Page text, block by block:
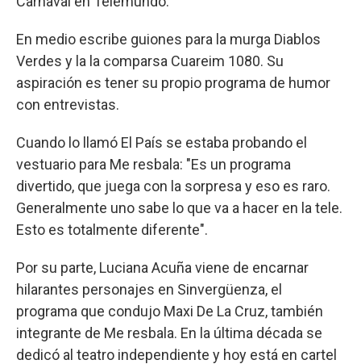
En medio escribe guiones para la murga Diablos
Verdes y la la comparsa Cuareim 1080. Su
aspiración es tener su propio programa de humor
con entrevistas.
Cuando lo llamó El País se estaba probando el
vestuario para Me resbala: "Es un programa
divertido, que juega con la sorpresa y eso es raro.
Generalmente uno sabe lo que va a hacer en la tele.
Esto es totalmente diferente".
Por su parte, Luciana Acuña viene de encarnar
hilarantes personajes en Sinvergüenza, el
programa que condujo Maxi De La Cruz, también
integrante de Me resbala. En la última década se
dedicó al teatro independiente y hoy está en cartel